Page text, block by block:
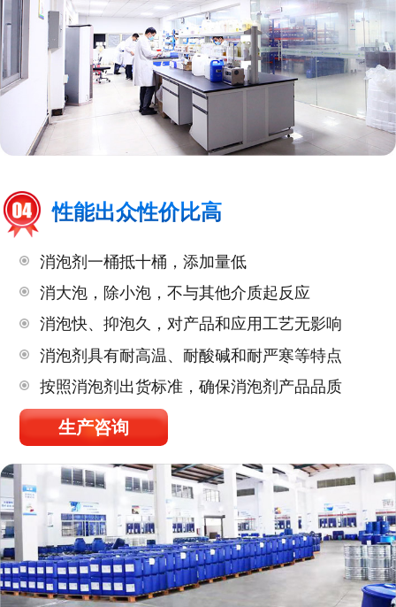
性能出众性价比高
消泡剂一桶抵十桶，添加量低
消大泡，除小泡，不与其他介质起反应
消泡快、抑泡久，对产品和应用工艺无影响
消泡剂具有耐高温、耐酸碱和耐严寒等特点
按照消泡剂出货标准，确保消泡剂产品品质
生产咨询